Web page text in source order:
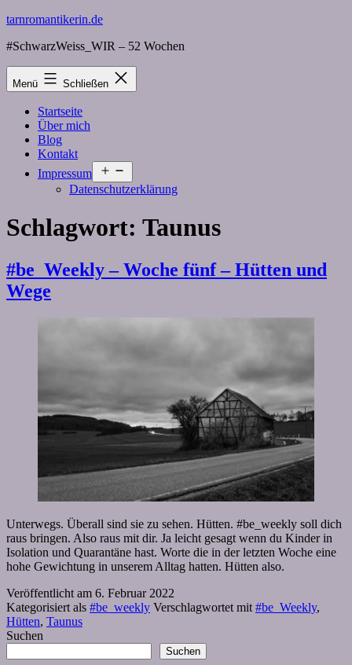
Zum
springen
tarnromantikerin.de
#SchwarzWeiss_WIR – 52 Wochen
Menü Schließen
Startseite
Über mich
Blog
Kontakt
Impressum
öffnen
Datenschutzerklärung
Schlagwort: Taunus
#be_Weekly – Woche fünf – Hütten und
Wege
Unterwegs. Überall sind sie zu sehen. Hütten. #be_weekly soll dich
raus bringen. Also raus mit dir. Ja leicht gesagt wenn du Kinder in
Isolation und Quarantäne hast. Worte die in der letzten Woche eine
hohe Gewichtung in unserem Alltag hatten. Hütten also.
Veröffentlicht am 6. Februar 2022
Kategorisiert als #be_weekly Verschlagwortet mit#be_Weekly,
Hütten, Taunus
Suchen
Suchen